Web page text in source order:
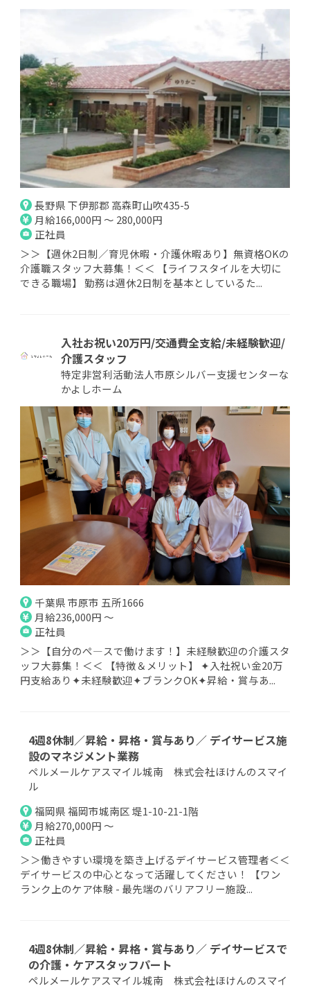
長野県 下伊那郡 高森町山吹435-5
月給166,000円 ～ 280,000円
正社員
＞＞【週休2日制／育児休暇・介護休暇あり】無資格OKの
介護職スタッフ大募集！＜＜ 【ライフスタイルを大切に
できる職場】 勤務は週休2日制を基本としているた...
入社お祝い20万円/交通費全支給/未経験歓迎/
介護スタッフ
特定非営利活動法人市原シルバー支援センターな
かよしホーム
千葉県 市原市 五所1666
月給236,000円 ～
正社員
＞＞【自分のぺ―スで働けます！】未経験歓迎の介護スタ
ッフ大募集！＜＜ 【特徴＆メリット】 ✦入社祝い金20万
円支給あり✦未経験歓迎✦ブランクOK✦昇給・賞与あ...
4週8休制／昇給・昇格・賞与あり／ デイサービス施
設のマネジメント業務
ペルメールケアスマイル城南 株式会社ほけんのスマイ
ル
福岡県 福岡市城南区 堤1-10-21-1階
月給270,000円 ～
正社員
＞＞働きやすい環境を築き上げるデイサービス管理者＜＜
デイサービスの中心となって活躍してください！ 【ワン
ランク上のケア体験 - 最先端のバリアフリー施設...
4週8休制／昇給・昇格・賞与あり／ デイサービスで
の介護・ケアスタッフパート
ペルメールケアスマイル城南 株式会社ほけんのスマイ